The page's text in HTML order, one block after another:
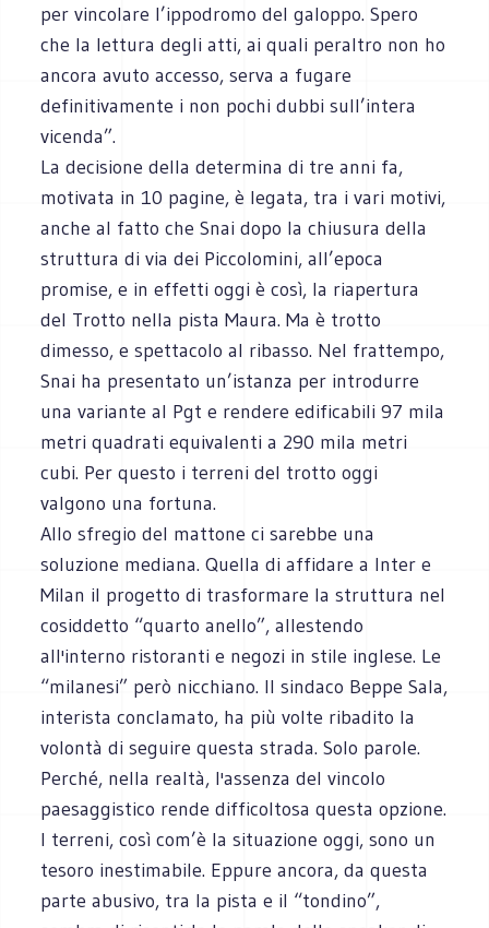
per vincolare l’ippodromo del galoppo. Spero
che la lettura degli atti, ai quali peraltro non ho
ancora avuto accesso, serva a fugare
definitivamente i non pochi dubbi sull’intera
vicenda”.
La decisione della determina di tre anni fa,
motivata in 10 pagine, è legata, tra i vari motivi,
anche al fatto che Snai dopo la chiusura della
struttura di via dei Piccolomini, all’epoca
promise, e in effetti oggi è così, la riapertura
del Trotto nella pista Maura. Ma è trotto
dimesso, e spettacolo al ribasso. Nel frattempo,
Snai ha presentato un’istanza per introdurre
una variante al Pgt e rendere edificabili 97 mila
metri quadrati equivalenti a 290 mila metri
cubi. Per questo i terreni del trotto oggi
valgono una fortuna.
Allo sfregio del mattone ci sarebbe una
soluzione mediana. Quella di affidare a Inter e
Milan il progetto di trasformare la struttura nel
cosiddetto “quarto anello”, allestendo
all'interno ristoranti e negozi in stile inglese. Le
“milanesi” però nicchiano. Il sindaco Beppe Sala,
interista conclamato, ha più volte ribadito la
volontà di seguire questa strada. Solo parole.
Perché, nella realtà, l'assenza del vincolo
paesaggistico rende difficoltosa questa opzione.
I terreni, così com’è la situazione oggi, sono un
tesoro inestimabile. Eppure ancora, da questa
parte abusivo, tra la pista e il “tondino”,